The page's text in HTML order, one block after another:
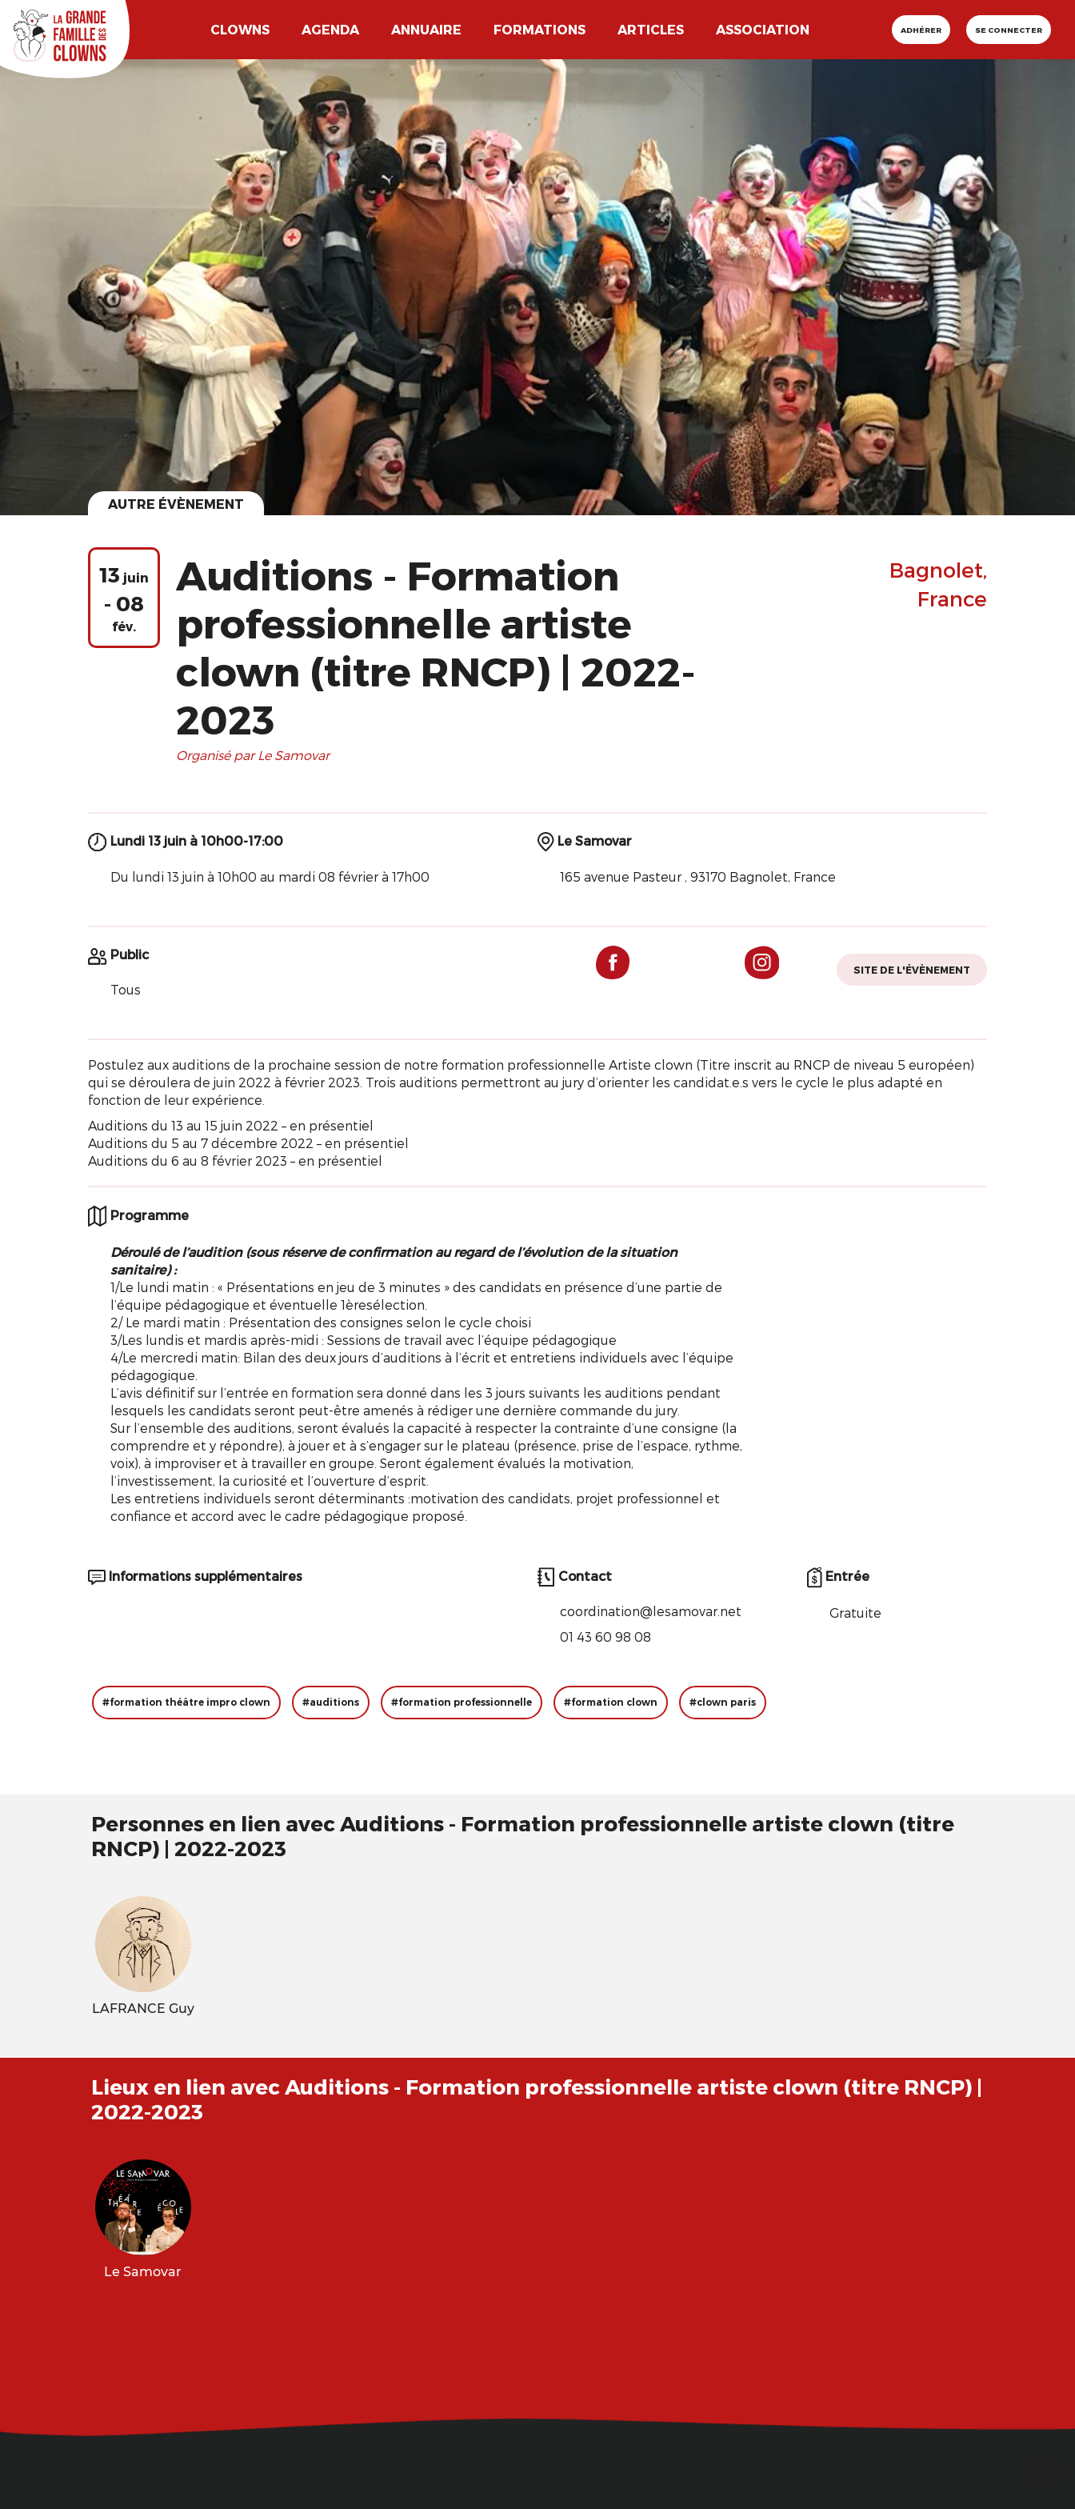
CLOWNS AGENDA ANNUAIRE FORMATIONS ARTICLES ASSOCIATION ADHÉRER SE CONNECTER
Auditions - Formation
professionnelle artiste
clown (titre RNCP) | 2022-
2023
AUTRE ÉVÈNEMENT
Organisé par Le Samovar
Bagnolet,
France
13 juin
- 08
fév.
Lundi 13 juin à 10h00-17:00
Du lundi 13 juin à 10h00 au mardi 08 février à 17h00
Le Samovar
165 avenue Pasteur , 93170 Bagnolet, France
Public
Tous
SITE DE L'ÉVÈNEMENT
Postulez aux auditions de la prochaine session de notre formation professionnelle Artiste clown (Titre inscrit au RNCP de niveau 5 européen)
qui se déroulera de juin 2022 à février 2023. Trois auditions permettront au jury d’orienter les candidat.e.s vers le cycle le plus adapté en
fonction de leur expérience.
Auditions du 13 au 15 juin 2022 – en présentiel
Auditions du 5 au 7 décembre 2022 – en présentiel
Auditions du 6 au 8 février 2023 – en présentiel
Programme
Déroulé de l’audition(sous réserve de confirmation au regard de l’évolution de la situation
sanitaire):
1/Le lundi matin : « Présentations en jeu de 3 minutes » des candidats en présence d’une partie de
l’équipe pédagogique et éventuelle 1èresélection.
2/ Le mardi matin : Présentation des consignes selon le cycle choisi
3/Les lundis et mardis après-midi : Sessions de travail avec l’équipe pédagogique
4/Le mercredi matin: Bilan des deux jours d’auditions à l’écrit et entretiens individuels avec l’équipe
pédagogique.
L’avis définitif sur l’entrée en formation sera donné dans les 3 jours suivants les auditions pendant
lesquels les candidats seront peut-être amenés à rédiger une dernière commande du jury.
Sur l’ensemble des auditions, seront évalués la capacité à respecter la contrainte d’une consigne (la
comprendre et y répondre), à jouer et à s’engager sur le plateau (présence, prise de l’espace, rythme,
voix), à improviser et à travailler en groupe. Seront également évalués la motivation,
l’investissement, la curiosité et l’ouverture d’esprit.
Les entretiens individuels seront déterminants :motivation des candidats, projet professionnel et
confiance et accord avec le cadre pédagogique proposé.
Informations supplémentaires Contact
coordination@lesamovar.net
01 43 60 98 08
Entrée
Gratuite
#formation théâtre impro clown #auditions #formation professionnelle #formation clown #clown paris
Personnes en lien avec Auditions - Formation professionnelle artiste clown (titre
RNCP) | 2022-2023
LAFRANCE Guy
Lieux en lien avec Auditions - Formation professionnelle artiste clown (titre RNCP) |
2022-2023
Le Samovar